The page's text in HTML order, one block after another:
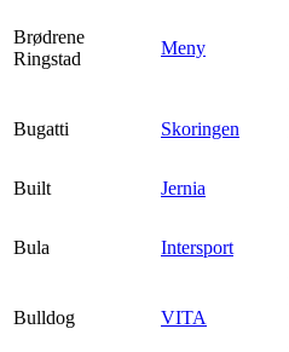
Brødrene
Ringstad
Meny
Bugatti Skoringen
Built
Jernia
Bula Intersport
Bulldog VITA